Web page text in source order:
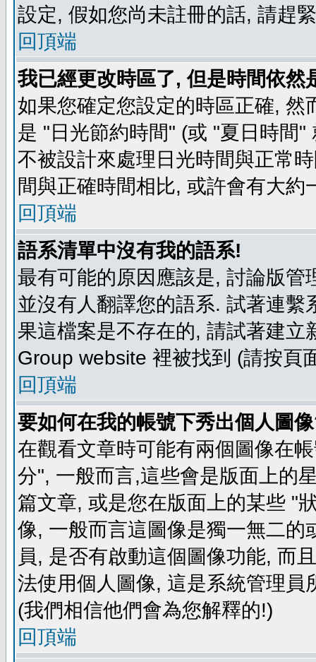
設定, 假如您尚未註冊的話, 請趕
回頂端
我已經更改時區了, 但是時間依然
如果您確定您設定的時區正確,
是 "日光節約時間" (或 "夏日時間
不被設計來處理日光時間與正常
間與正確時間相比, 或許會有大約
回頂端
語系清單中沒有我的語系!
最有可能的原因應該是, 討論版
並沒有人翻譯您的語系. 試著連
果這檔案是不存在的, 請試著建
Group website 裡被找到 (請按頁
回頂端
要如何在我的帳號下秀出個人圖
在觀看文章時可能有兩個圖像在
分", 一般而言,這些會是版面上的
篇文章, 或是您在版面上的某些 "
像, 一般而言這圖像是獨一無二
員, 是否有啟動這個圖像功能, 而
法使用個人圖像, 這是系統管理
(我們相信他們會為您解釋的!)
回頂端